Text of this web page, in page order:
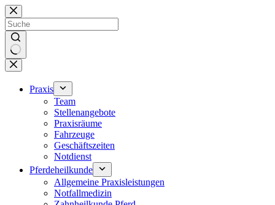
Zum
Inhalt
springen
Keine
Ergebnisse
Praxis
Team
Stellenangebote
Praxisräume
Fahrzeuge
Geschäftszeiten
Notdienst
Pferdeheilkunde
Allgemeine Praxisleistungen
Notfallmedizin